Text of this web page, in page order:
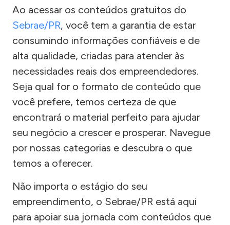
Ao acessar os conteúdos gratuitos do
Sebrae/PR, você tem a garantia de estar
consumindo informações confiáveis e de
alta qualidade, criadas para atender às
necessidades reais dos empreendedores.
Seja qual for o formato de conteúdo que
você prefere, temos certeza de que
encontrará o material perfeito para ajudar
seu negócio a crescer e prosperar. Navegue
por nossas categorias e descubra o que
temos a oferecer.
Não importa o estágio do seu
empreendimento, o Sebrae/PR está aqui
para apoiar sua jornada com conteúdos que